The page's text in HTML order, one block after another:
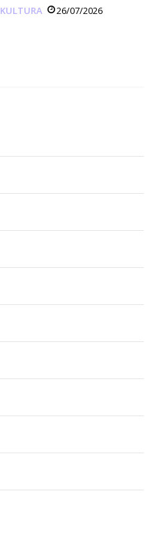
KULTURA 26/07/2026